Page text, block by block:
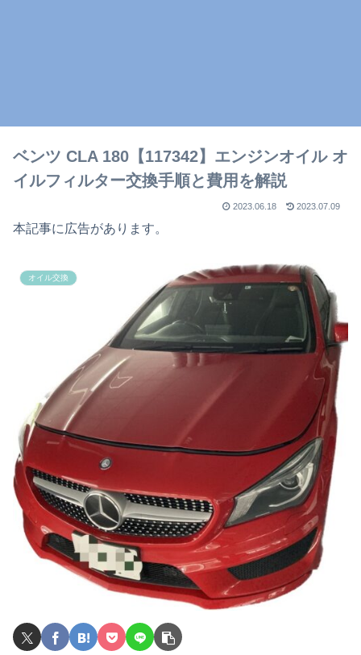
ベンツ CLA 180【117342】エンジンオイル オ
イルフィルター交換手順と費用を解説
2023.06.18 2023.07.09
本記事に広告があります。
オイル交換